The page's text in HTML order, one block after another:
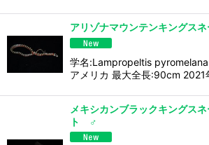
アリゾナマウンテンキングス
学名:Lampropeltis
アメリカ 最大全長:90cm
メキシカンブラックキングス
ト ♂